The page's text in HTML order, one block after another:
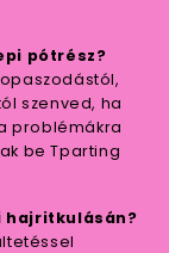
pótrész?
szenved, ha
problémákra
be Tparting
hajritkulásán?